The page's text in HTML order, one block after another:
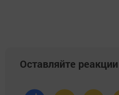
Оставляйте реакции